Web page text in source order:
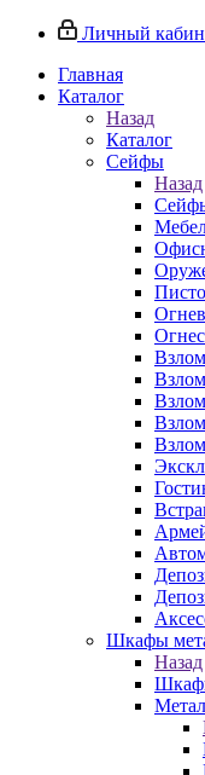
Личный
Главная
Каталог
Назад
Каталог
Сейфы
Назад
Шкафы
Назад